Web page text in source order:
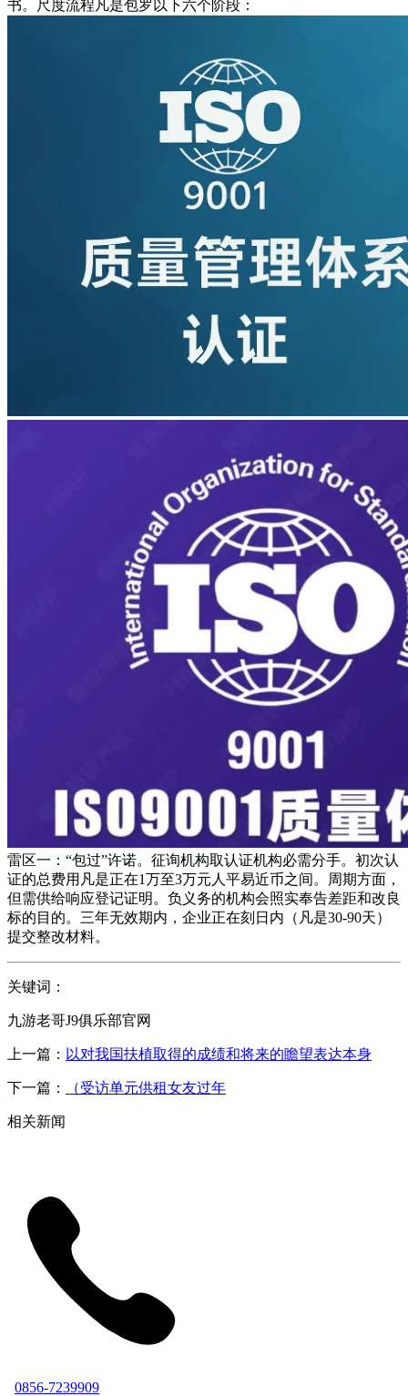
书。尺度流程凡是包罗以下六个阶段：
雷区一：“包过”许诺。征询机构取认证机构必需分手。初次认
证的总费用凡是正在1万至3万元人平易近币之间。周期方面，
但需供给响应登记证明。负义务的机构会照实奉告差距和改良
标的目的。三年无效期内，企业正在刻日内（凡是30-90天）
提交整改材料。
关键词：
九游老哥J9俱乐部官网
上一篇： 以对我国扶植取得的成绩和将来的瞻望表达本身
下一篇： （受访单元供租女友过年
相关新闻
0856-7239909